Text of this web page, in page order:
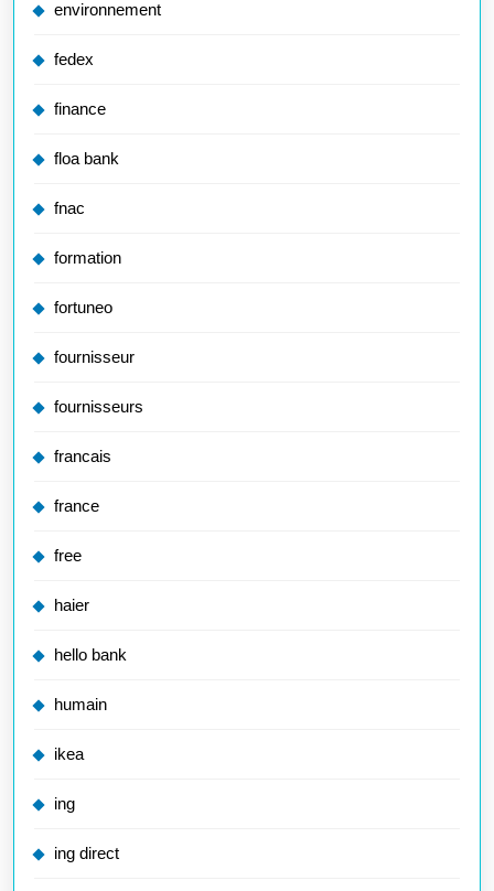
environnement
fedex
finance
floa bank
fnac
formation
fortuneo
fournisseur
fournisseurs
francais
france
free
haier
hello bank
humain
ikea
ing
ing direct